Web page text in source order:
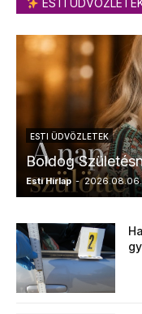
ESTI
ESTI ÜDVÖZLETEK
Boldog
Esti Hírlap - 2026.08.06.